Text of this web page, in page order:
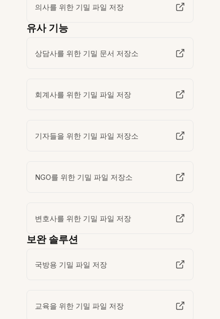
의사를 위한 기밀 파일 저장
유사 기능
상담사를 위한 기밀 문서 저장소
회계사를 위한 기밀 파일 저장
기자들을 위한 기밀 파일 저장소
NGO를 위한 기밀 파일 저장소
변호사를 위한 기밀 파일 저장
보완 솔루션
국방용 기밀 파일 저장
교육을 위한 기밀 파일 저장